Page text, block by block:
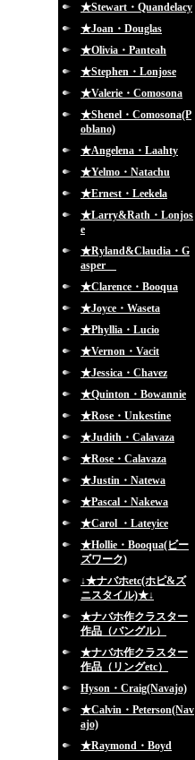
★Stewart・Quandelacy
★Joan・Douglas
★Olivia・Panteah
★Stephen・Lonjose
★Valerie・Comosona
★Shenel・Comosona(P
oblano)
★Angelena・Laahty
★Yelmo・Natachu
★Ernest・Leekela
★Larry&Rath・Lonjos
e
★Ryland&Claudia・G
asper
★Clarence・Booqua
★Joyce・Waseta
★Phyllia・Lucio
★Vernon・Vacit
★Jessica・Chavez
★Quinton・Bowannie
★Rose・Unkestine
★Judith・Calavaza
★Rose・Calavaza
★Justin・Natewa
★Pascal・Nakewa
★Carol ・Lateyice
★Hollie・Booqua(ビー
ズワーク)
↓★ナバホetc(ホピ&ズ
ニスタイル)★↓
★ナバホ作クラスター
作品（バングル）
★ナバホ作クラスター
作品（リングetc）
Hyson・Craig(Navajo)
★Calvin・Peterson(Nav
ajo)
★Raymond・Boyd